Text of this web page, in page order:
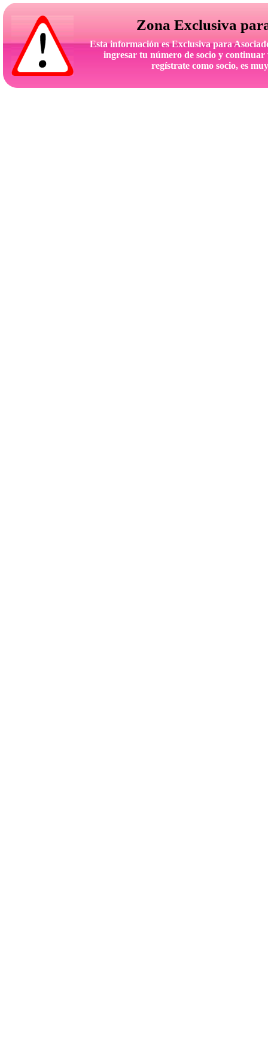
Esta información es Exclusiva para
ingresar tu número de socio y
regístrate como socio, es
Zona Exclusiva